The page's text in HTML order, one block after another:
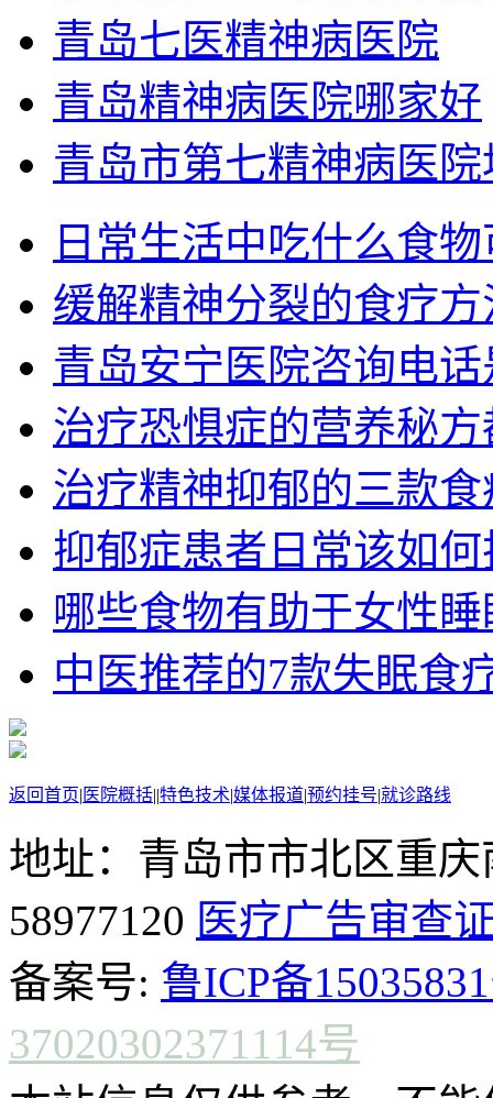
青岛七医精神病医院
青岛精神病医院哪家好
青岛市第七精神病医院
日常生活中吃什么食
缓解精神分裂的食疗
青岛安宁医院咨询电
治疗恐惧症的营养秘
治疗精神抑郁的三款
抑郁症患者日常该如
哪些食物有助于女性睡
中医推荐的7款失眠食
返回首页| 医院概括||特色技术|媒体报道|预约挂号|就诊路线
地址：青岛市市北区重
58977120 医疗广告审查
备案号: 鲁ICP备
37020302371114号